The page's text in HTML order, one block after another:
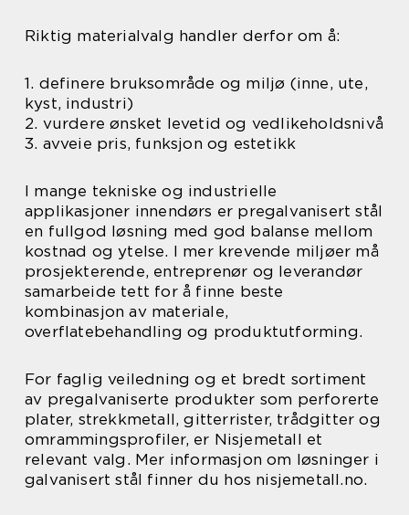
Riktig materialvalg handler derfor om å:
1. definere bruksområde og miljø (inne, ute,
kyst, industri)
2. vurdere ønsket levetid og vedlikeholdsnivå
3. avveie pris, funksjon og estetikk
I mange tekniske og industrielle
applikasjoner innendørs er pregalvanisert stål
en fullgod løsning med god balanse mellom
kostnad og ytelse. I mer krevende miljøer må
prosjekterende, entreprenør og leverandør
samarbeide tett for å finne beste
kombinasjon av materiale,
overflatebehandling og produktutforming.
For faglig veiledning og et bredt sortiment
av pregalvaniserte produkter som perforerte
plater, strekkmetall, gitterrister, trådgitter og
omrammingsprofiler, er Nisjemetall et
relevant valg. Mer informasjon om løsninger i
galvanisert stål finner du hos nisjemetall.no.